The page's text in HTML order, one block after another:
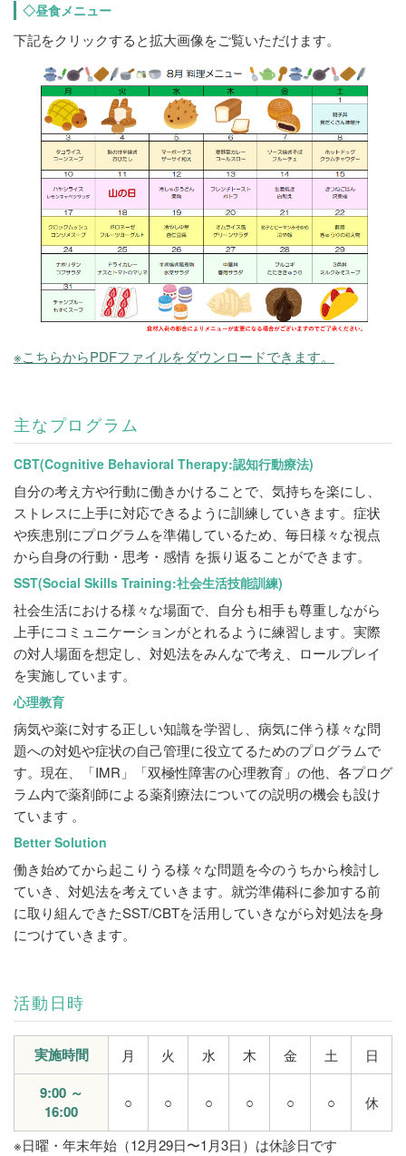
◇昼食メニュー
下記をクリックすると拡大画像をご覧いただけます。
※こちらからPDFファイルをダウンロードできます。
主なプログラム
CBT(Cognitive Behavioral Therapy:認知行動療法)
自分の考え方や行動に働きかけることで、気持ちを楽にし、
ストレスに上手に対応できるように訓練していきます。症状
や疾患別にプログラムを準備しているため、毎日様々な視点
から自身の行動・思考・感情 を振り返ることができます。
SST(Social Skills Training:社会生活技能訓練)
社会生活における様々な場面で、自分も相手も尊重しながら
上手にコミュニケーションがとれるように練習します。実際
の対人場面を想定し、対処法をみんなで考え、ロールプレイ
を実施しています。
心理教育
病気や薬に対する正しい知識を学習し、病気に伴う様々な問
題への対処や症状の自己管理に役立てるためのプログラムで
す。現在、「IMR」「双極性障害の心理教育」の他、各プログ
ラム内で薬剤師による薬剤療法についての説明の機会も設け
ています 。
Better Solution
働き始めてから起こりうる様々な問題を今のうちから検討し
ていき、対処法を考えていきます。就労準備科に参加する前
に取り組んできたSST/CBTを活用していきながら対処法を身
につけていきます。
活動日時
実施時間 月 火 水 木 金 土 日
9:00 ～
16:00
○ ○ ○ ○ ○ ○ 休
※日曜・年末年始（12月29日〜1月3日）は休診日です